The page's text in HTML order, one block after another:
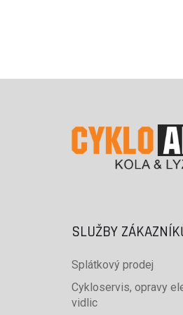
SLUŽBY
Splátkový prodej
Cykloservis, opravy
vidlic